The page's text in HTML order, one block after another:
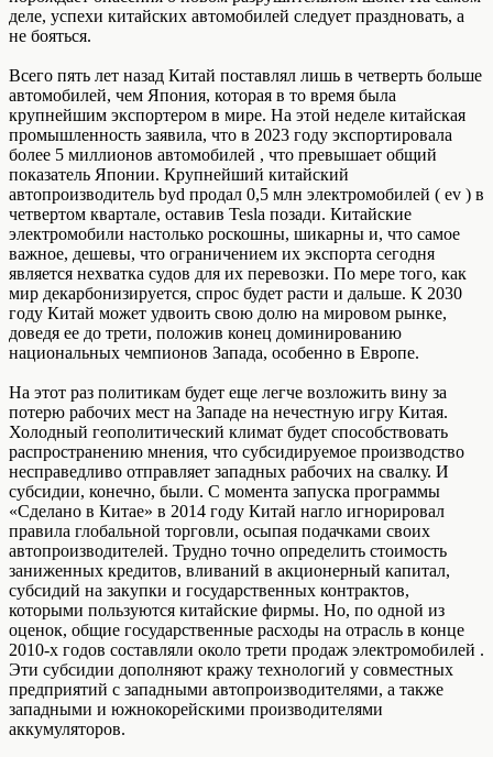
деле, успехи китайских автомобилей следует праздновать, а
не бояться.
Всего пять лет назад Китай поставлял лишь в четверть больше
автомобилей, чем Япония, которая в то время была
крупнейшим экспортером в мире. На этой неделе китайская
промышленность заявила, что в 2023 году экспортировала
более 5 миллионов автомобилей , что превышает общий
показатель Японии. Крупнейший китайский
автопроизводитель byd продал 0,5 млн электромобилей ( ev ) в
четвертом квартале, оставив Tesla позади. Китайские
электромобили настолько роскошны, шикарны и, что самое
важное, дешевы, что ограничением их экспорта сегодня
является нехватка судов для их перевозки. По мере того, как
мир декарбонизируется, спрос будет расти и дальше. К 2030
году Китай может удвоить свою долю на мировом рынке,
доведя ее до трети, положив конец доминированию
национальных чемпионов Запада, особенно в Европе.
На этот раз политикам будет еще легче возложить вину за
потерю рабочих мест на Западе на нечестную игру Китая.
Холодный геополитический климат будет способствовать
распространению мнения, что субсидируемое производство
несправедливо отправляет западных рабочих на свалку. И
субсидии, конечно, были. С момента запуска программы
«Сделано в Китае» в 2014 году Китай нагло игнорировал
правила глобальной торговли, осыпая подачками своих
автопроизводителей. Трудно точно определить стоимость
заниженных кредитов, вливаний в акционерный капитал,
субсидий на закупки и государственных контрактов,
которыми пользуются китайские фирмы. Но, по одной из
оценок, общие государственные расходы на отрасль в конце
2010-х годов составляли около трети продаж электромобилей .
Эти субсидии дополняют кражу технологий у совместных
предприятий с западными автопроизводителями, а также
западными и южнокорейскими производителями
аккумуляторов.